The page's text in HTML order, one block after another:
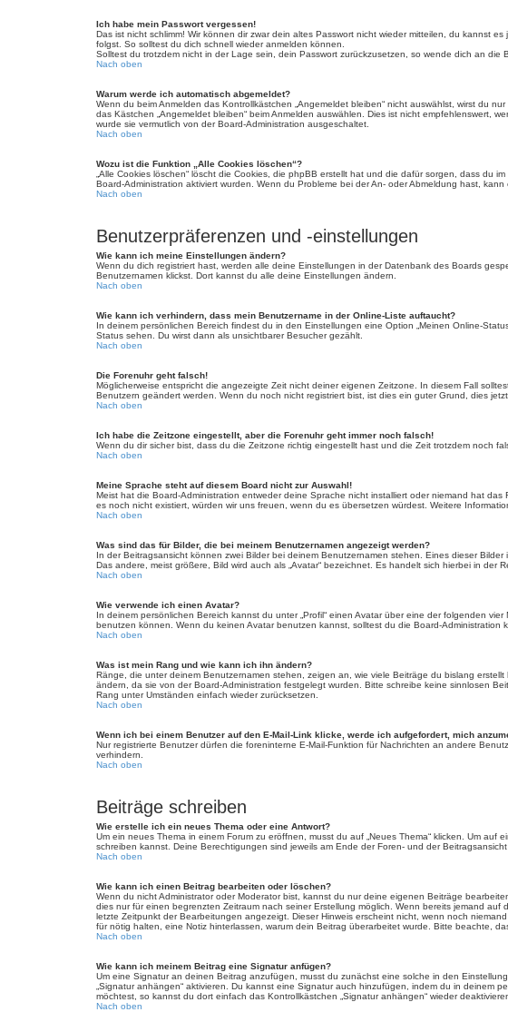
Ich habe mein Passwort vergessen!
Das ist nicht schlimm! Wir können dir zwar dein altes Passwort nicht wieder mitteilen, du kannst
folgst. So solltest du dich schnell wieder anmelden können.
Solltest du trotzdem nicht in der Lage sein, dein Passwort zurückzusetzen, so wende dich an die
Nach oben
Warum werde ich automatisch abgemeldet?
Wenn du beim Anmelden das Kontrollkästchen „Angemeldet bleiben“ nicht auswählst, wirst du
das Kästchen „Angemeldet bleiben“ beim Anmelden auswählen. Dies ist nicht empfehlenswert,
wurde sie vermutlich von der Board-Administration ausgeschaltet.
Nach oben
Wozu ist die Funktion „Alle Cookies löschen“?
„Alle Cookies löschen“ löscht die Cookies, die phpBB erstellt hat und die dafür sorgen, dass du
Board-Administration aktiviert wurden. Wenn du Probleme bei der An- oder Abmeldung hast,
Nach oben
Benutzerpräferenzen und -einstellungen
Wie kann ich meine Einstellungen ändern?
Wenn du dich registriert hast, werden alle deine Einstellungen in der Datenbank des Boards
Benutzernamen klickst. Dort kannst du alle deine Einstellungen ändern.
Nach oben
Wie kann ich verhindern, dass mein Benutzername in der Online-Liste auftaucht?
In deinem persönlichen Bereich findest du in den Einstellungen eine Option „Meinen Online-
Status sehen. Du wirst dann als unsichtbarer Besucher gezählt.
Nach oben
Die Forenuhr geht falsch!
Möglicherweise entspricht die angezeigte Zeit nicht deiner eigenen Zeitzone. In diesem Fall
Benutzern geändert werden. Wenn du noch nicht registriert bist, ist dies ein guter Grund, dies jetzt
Nach oben
Ich habe die Zeitzone eingestellt, aber die Forenuhr geht immer noch falsch!
Wenn du dir sicher bist, dass du die Zeitzone richtig eingestellt hast und die Zeit trotzdem noch
Nach oben
Meine Sprache steht auf diesem Board nicht zur Auswahl!
Meist hat die Board-Administration entweder deine Sprache nicht installiert oder niemand hat
es noch nicht existiert, würden wir uns freuen, wenn du es übersetzen würdest. Weitere
Nach oben
Was sind das für Bilder, die bei meinem Benutzernamen angezeigt werden?
In der Beitragsansicht können zwei Bilder bei deinem Benutzernamen stehen. Eines dieser
Das andere, meist größere, Bild wird auch als „Avatar“ bezeichnet. Es handelt sich hierbei in der
Nach oben
Wie verwende ich einen Avatar?
In deinem persönlichen Bereich kannst du unter „Profil“ einen Avatar über eine der folgenden
benutzen können. Wenn du keinen Avatar benutzen kannst, solltest du die Board-Administration
Nach oben
Was ist mein Rang und wie kann ich ihn ändern?
Ränge, die unter deinem Benutzernamen stehen, zeigen an, wie viele Beiträge du bislang
ändern, da sie von der Board-Administration festgelegt wurden. Bitte schreibe keine sinnlosen
Rang unter Umständen einfach wieder zurücksetzen.
Nach oben
Wenn ich bei einem Benutzer auf den E-Mail-Link klicke, werde ich aufgefordert, mich
Nur registrierte Benutzer dürfen die foreninterne E-Mail-Funktion für Nachrichten an andere
verhindern.
Nach oben
Beiträge schreiben
Wie erstelle ich ein neues Thema oder eine Antwort?
Um ein neues Thema in einem Forum zu eröffnen, musst du auf „Neues Thema“ klicken. Um
schreiben kannst. Deine Berechtigungen sind jeweils am Ende der Foren- und der
Nach oben
Wie kann ich einen Beitrag bearbeiten oder löschen?
Wenn du nicht Administrator oder Moderator bist, kannst du nur deine eigenen Beiträge
dies nur für einen begrenzten Zeitraum nach seiner Erstellung möglich. Wenn bereits jemand
letzte Zeitpunkt der Bearbeitungen angezeigt. Dieser Hinweis erscheint nicht, wenn noch
für nötig halten, eine Notiz hinterlassen, warum dein Beitrag überarbeitet wurde. Bitte beachte,
Nach oben
Wie kann ich meinem Beitrag eine Signatur anfügen?
Um eine Signatur an deinen Beitrag anzufügen, musst du zunächst eine solche in den
„Signatur anhängen“ aktivieren. Du kannst eine Signatur auch hinzufügen, indem du in
möchtest, so kannst du dort einfach das Kontrollkästchen „Signatur anhängen“ wieder
Nach oben